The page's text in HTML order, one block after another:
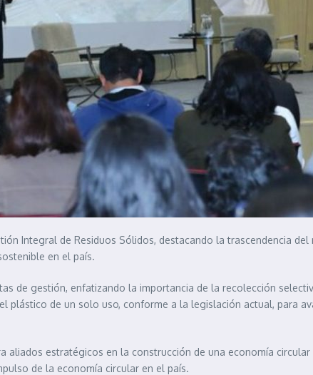
Integral de Residuos Sólidos, destacando la trascendencia
en el país.
de gestión, enfatizando la importancia de la recolección
plástico de un solo uso, conforme a la legislación actual, para
estratégicos en la construcción de una economía
de la economía circular en el país.